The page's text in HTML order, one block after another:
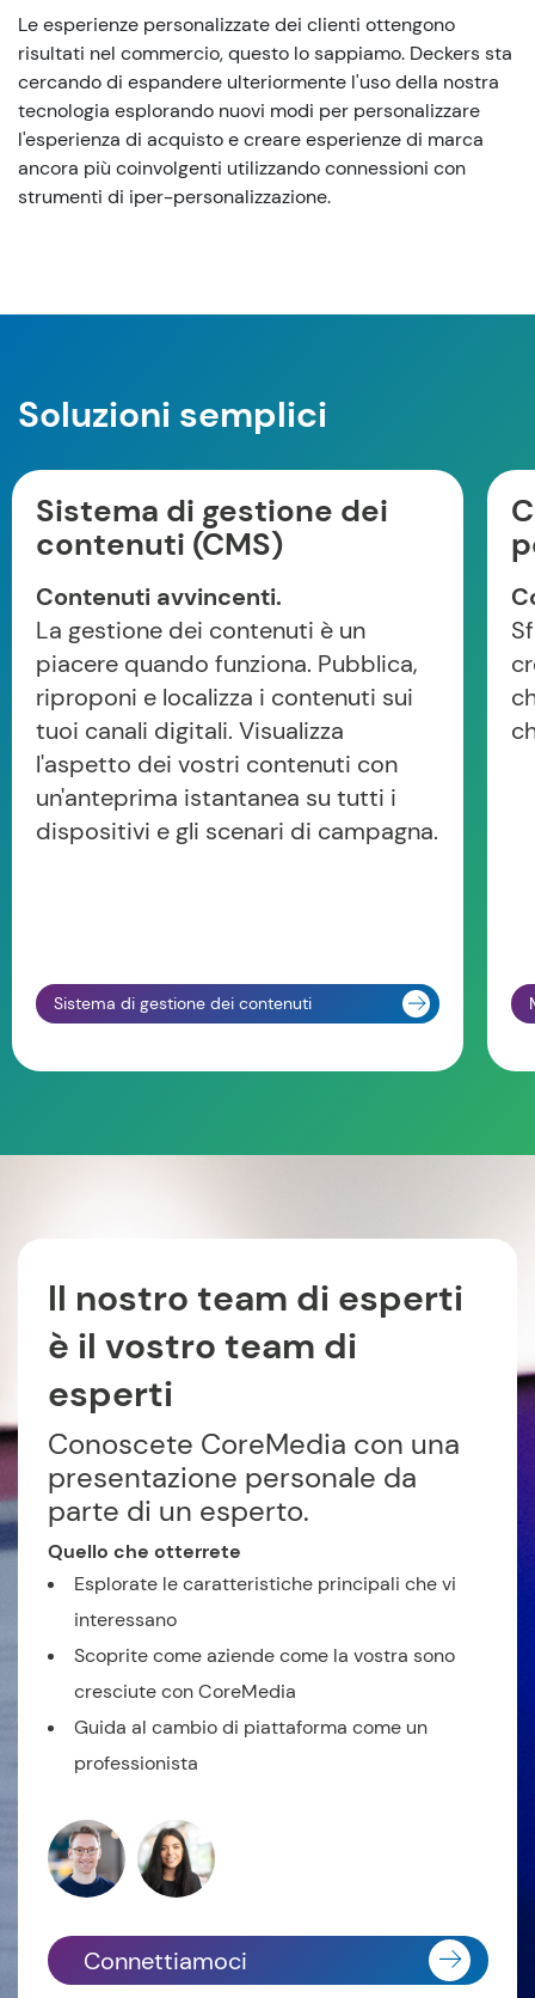
Le esperienze personalizzate dei clienti ottengono
risultati nel commercio, questo lo sappiamo. Deckers sta
cercando di espandere ulteriormente l'uso della nostra
tecnologia esplorando nuovi modi per personalizzare
l'esperienza di acquisto e creare esperienze di marca
ancora più coinvolgenti utilizzando connessioni con
strumenti di iper-personalizzazione.
Soluzioni semplici
Sistema di gestione dei
contenuti (CMS)
Contenuti avvincenti.
La gestione dei contenuti è un
piacere quando funziona. Pubblica,
riproponi e localizza i contenuti sui
tuoi canali digitali. Visualizza
l'aspetto dei vostri contenuti con
un'anteprima istantanea su tutti i
dispositivi e gli scenari di campagna.
Sistema di gestione dei contenuti
Il nostro team di esperti
è il vostro team di
esperti
Conoscete CoreMedia con una
presentazione personale da
parte di un esperto.
Quello che otterrete
Esplorate le caratteristiche principali che vi
interessano
Scoprite come aziende come la vostra sono
cresciute con CoreMedia
Guida al cambio di piattaforma come un
professionista
Connettiamoci